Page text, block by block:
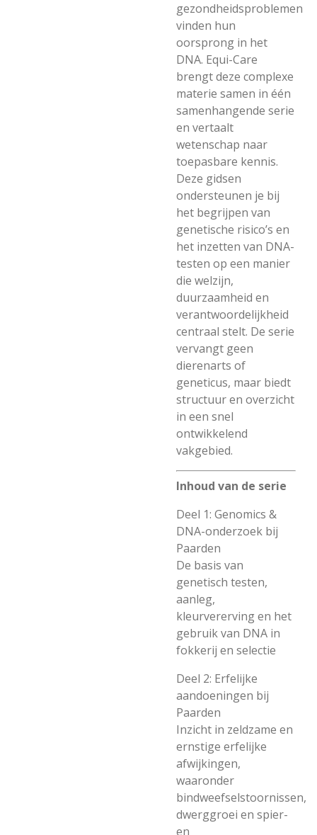
gezondheidsproblemen
vinden hun
oorsprong in het
DNA. Equi-Care
brengt deze complexe
materie samen in één
samenhangende serie
en vertaalt
wetenschap naar
toepasbare kennis.
Deze gidsen
ondersteunen je bij
het begrijpen van
genetische risico’s en
het inzetten van DNA-
testen op een manier
die welzijn,
duurzaamheid en
verantwoordelijkheid
centraal stelt. De serie
vervangt geen
dierenarts of
geneticus, maar biedt
structuur en overzicht
in een snel
ontwikkelend
vakgebied.
Inhoud van de serie
Deel 1: Genomics &
DNA-onderzoek bij
Paarden
De basis van
genetisch testen,
aanleg,
kleurvererving en het
gebruik van DNA in
fokkerij en selectie
Deel 2: Erfelijke
aandoeningen bij
Paarden
Inzicht in zeldzame en
ernstige erfelijke
afwijkingen,
waaronder
bindweefselstoornissen,
dwerggroei en spier-
en